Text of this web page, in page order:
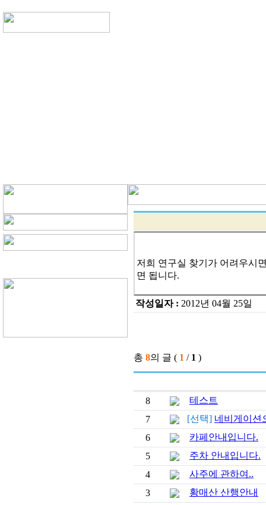
저희 연구실 찾기가 어려우시
면 됩니다.
작성일자 : 2012년 04월 25일
총 8의 글 ( 1 / 1 )
8
테스트
7
[선택] 네비게이션
6
카페안내입니다.
5
주차 안내입니다.
4
사주에 관하여..
3
황매산 산행안내